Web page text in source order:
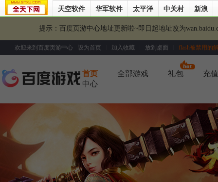
天空软件 华军软件 太平洋 中关村 新浪